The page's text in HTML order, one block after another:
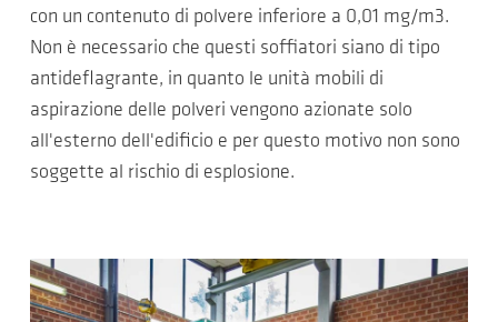
con un contenuto di polvere inferiore a 0,01 mg/m3.
Non è necessario che questi soffiatori siano di tipo
antideflagrante, in quanto le unità mobili di
aspirazione delle polveri vengono azionate solo
all'esterno dell'edificio e per questo motivo non sono
soggette al rischio di esplosione.